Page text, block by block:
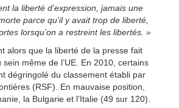
la liberté d’expression, jamais une
parce qu’il y avait trop de liberté,
lorsqu’on a restreint les libertés. »
alors que la liberté de la presse fait
même de l’UE. En 2010, certains
dégringolé du classement établi par
(RSF). En mauvaise position,
la Bulgarie et l’Italie (49 sur 120).